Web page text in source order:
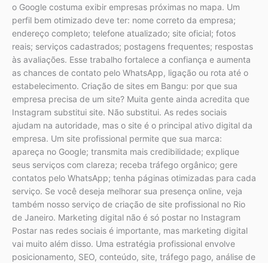
o Google costuma exibir empresas próximas no mapa. Um
perfil bem otimizado deve ter: nome correto da empresa;
endereço completo; telefone atualizado; site oficial; fotos
reais; serviços cadastrados; postagens frequentes; respostas
às avaliações. Esse trabalho fortalece a confiança e aumenta
as chances de contato pelo WhatsApp, ligação ou rota até o
estabelecimento. Criação de sites em Bangu: por que sua
empresa precisa de um site? Muita gente ainda acredita que
Instagram substitui site. Não substitui. As redes sociais
ajudam na autoridade, mas o site é o principal ativo digital da
empresa. Um site profissional permite que sua marca:
apareça no Google; transmita mais credibilidade; explique
seus serviços com clareza; receba tráfego orgânico; gere
contatos pelo WhatsApp; tenha páginas otimizadas para cada
serviço. Se você deseja melhorar sua presença online, veja
também nosso serviço de criação de site profissional no Rio
de Janeiro. Marketing digital não é só postar no Instagram
Postar nas redes sociais é importante, mas marketing digital
vai muito além disso. Uma estratégia profissional envolve
posicionamento, SEO, conteúdo, site, tráfego pago, análise de